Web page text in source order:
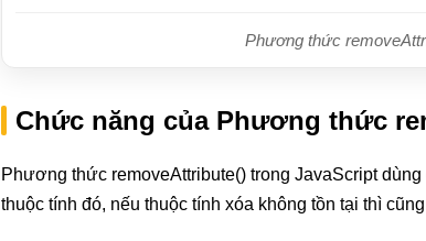
Phương thức
Chức năng của Phương thức
Phương thức removeAttribute() trong JavaScript
thuộc tính đó, nếu thuộc tính xóa không tồn tại thì